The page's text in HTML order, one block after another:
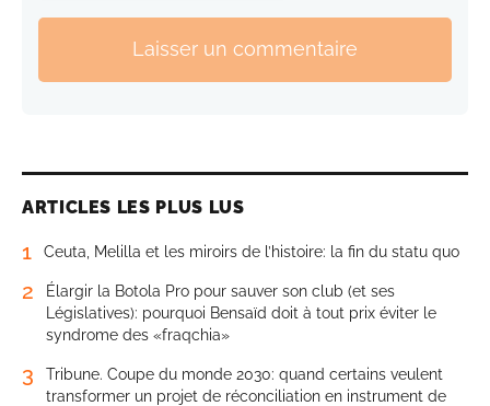
Laisser un commentaire
ARTICLES LES PLUS LUS
1 Ceuta, Melilla et les miroirs de l’histoire: la fin du statu quo
2
Élargir la Botola Pro pour sauver son club (et ses
Législatives): pourquoi Bensaïd doit à tout prix éviter le
syndrome des «fraqchia»
3
Tribune. Coupe du monde 2030: quand certains veulent
transformer un projet de réconciliation en instrument de